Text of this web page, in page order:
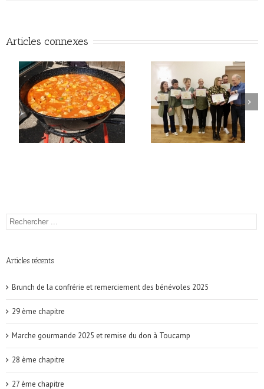
Articles connexes
Articles récents
Brunch de la confrérie et remerciement des bénévoles 2025
29 ème chapitre
Marche gourmande 2025 et remise du don à Toucamp
28 ème chapitre
27 ème chapitre